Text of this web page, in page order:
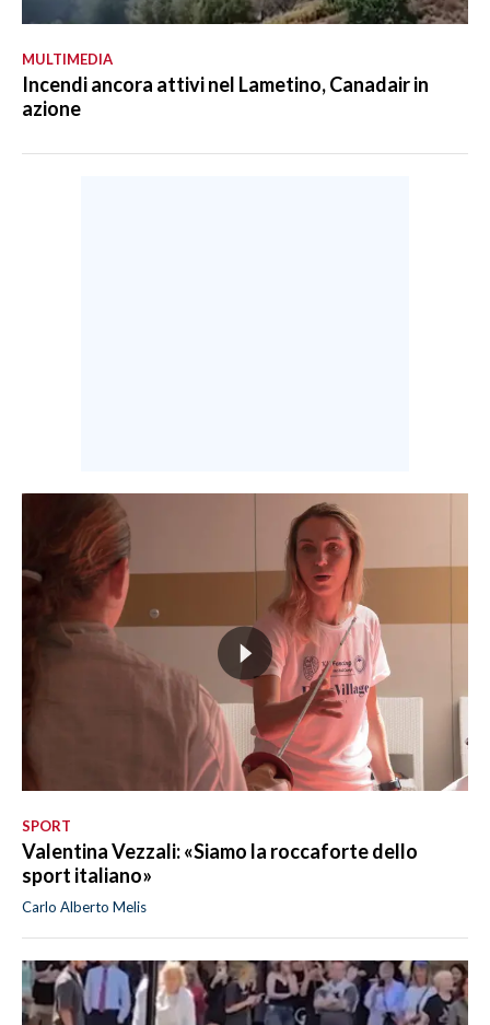
MULTIMEDIA
Incendi ancora attivi nel Lametino, Canadair in
azione
SPORT
Valentina Vezzali: «Siamo la roccaforte dello
sport italiano»
Carlo Alberto Melis